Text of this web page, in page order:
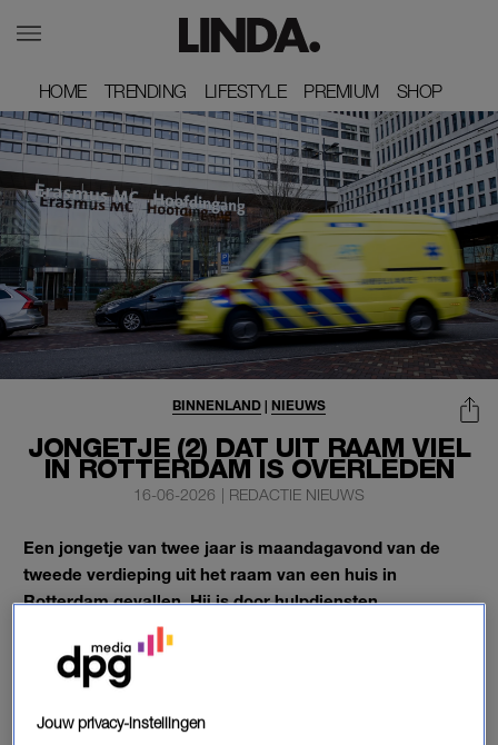
HOME
HOME TRENDING
TRENDING LIFESTYLE
LIFESTYLE PREMIUM
PREMIUM SHOP
SHOP
JONGETJE (2) DAT UIT RAAM VIEL
IN ROTTERDAM IS OVERLEDEN
BINNENLAND | NIEUWS
16-06-2026 | REDACTIE NIEUWS
Een jongetje van twee jaar is maandagavond van de
tweede verdieping uit het raam van een huis in
Rotterdam gevallen. Hij is door hulpdiensten
gereanimeerd. Die hulp mocht niet meer baten.
De politie maakt dinsdagochtend bekend dat het jongetje is
Jouw privacy-instellingen